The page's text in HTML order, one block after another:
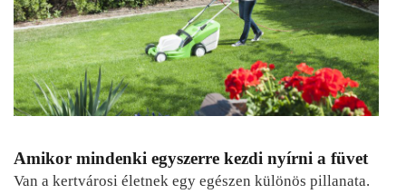
Amikor mindenki egyszerre kezdi nyírni a füvet
Van a kertvárosi életnek egy egészen különös pillanata.